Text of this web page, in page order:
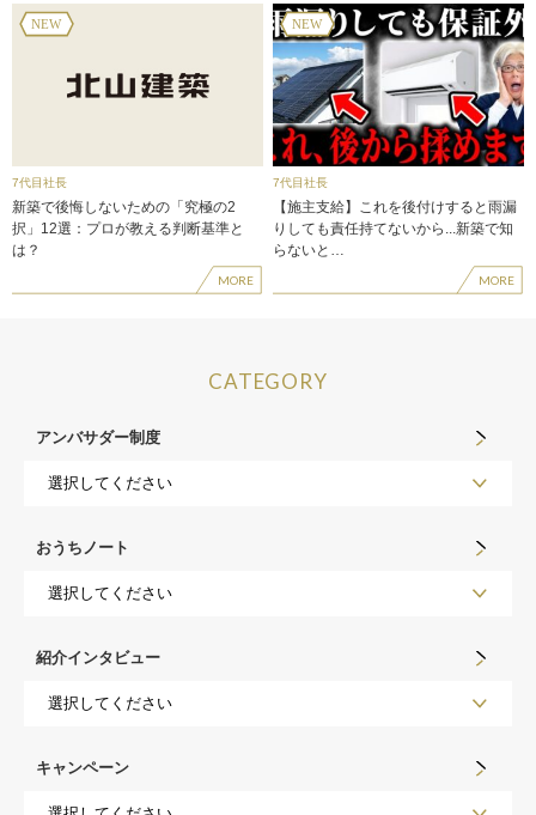
7代目社長
新築で後悔しないための「究極の2
択」12選：プロが教える判断基準と
は？
MORE
7代目社長
【施主支給】これを後付けすると雨漏
りしても責任持てないから...新築で知
らないと…
MORE
CATEGORY
アンバサダー制度
おうちノート
紹介インタビュー
キャンペーン